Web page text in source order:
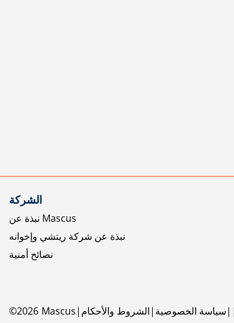
الشركة
نبذة عن Mascus
نبذة عن شركة ريتشي وإخوانه
نصائح أمنية
©2026 Mascus الشروط والأحكام سياسة الخصوصية